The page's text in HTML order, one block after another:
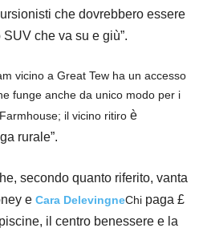
che dovrebbero essere
che va su e giù”.
vicino a Great Tew ha un accesso
funge anche da unico modo per i
il vicino ritiro è
rurale”.
secondo quanto riferito, vanta
e Cara DelevingneChi paga £
il centro benessere e la